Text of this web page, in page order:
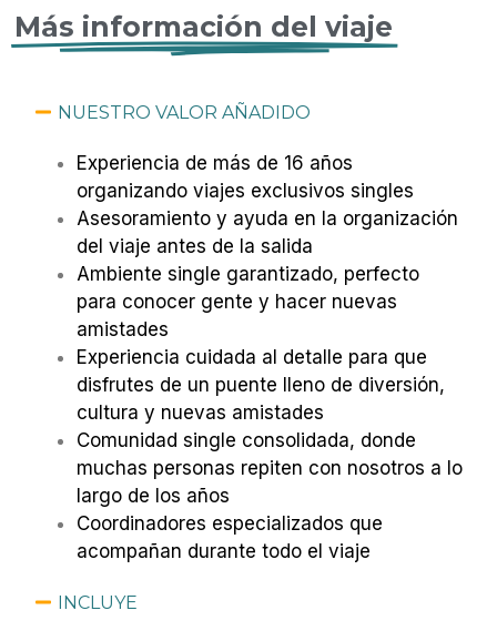
Más información del viaje
NUESTRO VALOR AÑADIDO
Experiencia de más de 16 años
organizando viajes exclusivos singles
Asesoramiento y ayuda en la organización
del viaje antes de la salida
Ambiente single garantizado, perfecto
para conocer gente y hacer nuevas
amistades
Experiencia cuidada al detalle para que
disfrutes de un puente lleno de diversión,
cultura y nuevas amistades
Comunidad single consolidada, donde
muchas personas repiten con nosotros a lo
largo de los años
Coordinadores especializados que
acompañan durante todo el viaje
INCLUYE